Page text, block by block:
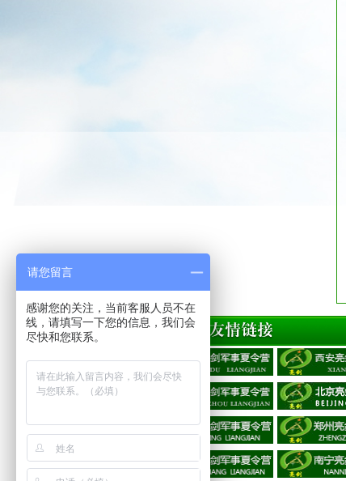
请您留言
感谢您的关注，当前客服人员不在
线，请填写一下您的信息，我们会
尽快和您联系。